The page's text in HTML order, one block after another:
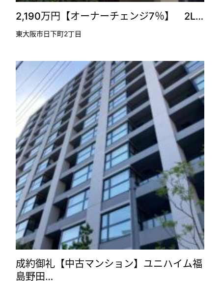
2,190万円【オーナーチェンジ7％】 2L…
東大阪市日下町2丁目
成約御礼【中古マンション】ユニハイム福
島野田…